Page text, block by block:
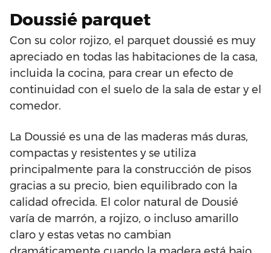
Doussié parquet
Con su color rojizo, el parquet doussié es muy
apreciado en todas las habitaciones de la casa,
incluida la cocina, para crear un efecto de
continuidad con el suelo de la sala de estar y el
comedor.
La Doussié es una de las maderas más duras,
compactas y resistentes y se utiliza
principalmente para la construcción de pisos
gracias a su precio, bien equilibrado con la
calidad ofrecida. El color natural de Dousié
varía de marrón, a rojizo, o incluso amarillo
claro y estas vetas no cambian